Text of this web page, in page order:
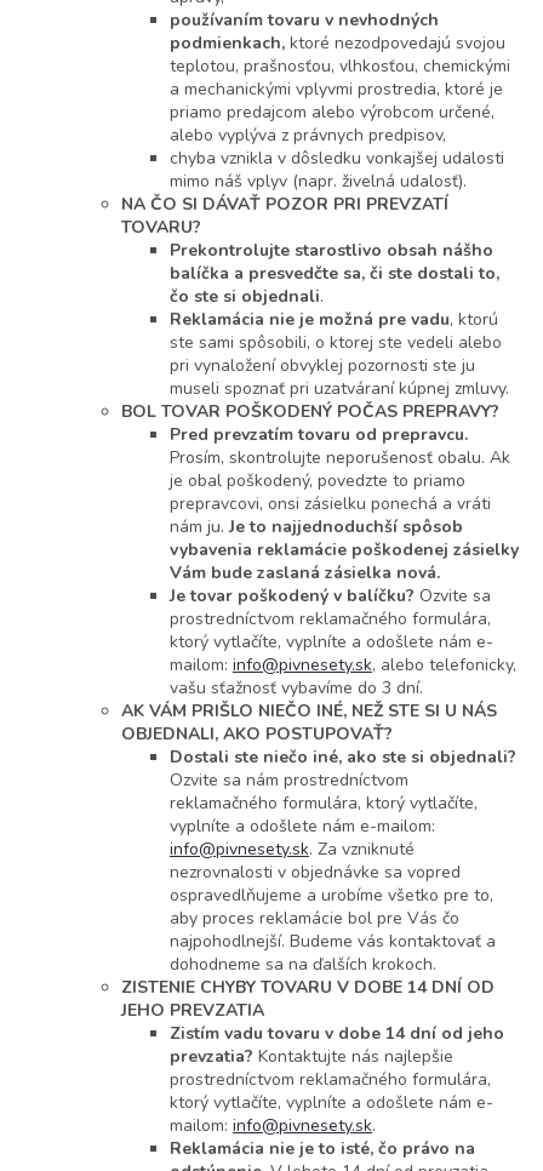
používaním tovaru v nevhodných
podmienkach, ktoré nezodpovedajú svojou
teplotou, prašnosťou, vlhkosťou, chemickými
a mechanickými vplyvmi prostredia, ktoré je
priamo predajcom alebo výrobcom určené,
alebo vyplýva z právnych predpisov,
chyba vznikla v dôsledku vonkajšej udalosti
mimo náš vplyv (napr. živelná udalosť).
NA ČO SI DÁVAŤ POZOR PRI PREVZATÍ
TOVARU?
Prekontrolujte starostlivo obsah nášho
balíčka a presvedčte sa, či ste dostali to,
čo ste si objednali.
Reklamácia nie je možná pre vadu, ktorú
ste sami spôsobili, o ktorej ste vedeli alebo
pri vynaložení obvyklej pozornosti ste ju
museli spoznať pri uzatváraní kúpnej zmluvy.
BOL TOVAR POŠKODENÝ POČAS PREPRAVY?
Pred prevzatím tovaru od prepravcu.
Prosím, skontrolujte neporušenosť obalu. Ak
je obal poškodený, povedzte to priamo
prepravcovi, onsi zásielku ponechá a vráti
nám ju.Je to najjednoduchší spôsob
vybavenia reklamácie poškodenej zásielky
Vám bude zaslaná zásielka nová.
Je tovar poškodený v balíčku? Ozvite sa
prostredníctvom reklamačného formulára,
ktorý vytlačíte, vyplníte a odošlete nám e-
mailom: info@pivnesety.sk, alebo telefonicky,
vašu sťažnosť vybavíme do 3 dní.
AK VÁM PRIŠLO NIEČO INÉ, NEŽ STE SI U NÁS
OBJEDNALI, AKO POSTUPOVAŤ?
Dostali ste niečo iné, ako ste si objednali?
Ozvite sa nám prostredníctvom
reklamačného formulára, ktorý vytlačíte,
vyplníte a odošlete nám e-mailom:
info@pivnesety.sk. Za vzniknuté
nezrovnalosti v objednávke sa vopred
ospravedlňujeme a urobíme všetko pre to,
aby proces reklamácie bol pre Vás čo
najpohodlnejší. Budeme vás kontaktovať a
dohodneme sa na ďalších krokoch.
ZISTENIE CHYBY TOVARU V DOBE 14 DNÍ OD
JEHO PREVZATIA
Zistím vadu tovaru v dobe 14 dní od jeho
prevzatia? Kontaktujte nás najlepšie
prostredníctvom reklamačného formulára,
ktorý vytlačíte, vyplníte a odošlete nám e-
mailom: info@pivnesety.sk.
Reklamácia nie je to isté, čo právo na